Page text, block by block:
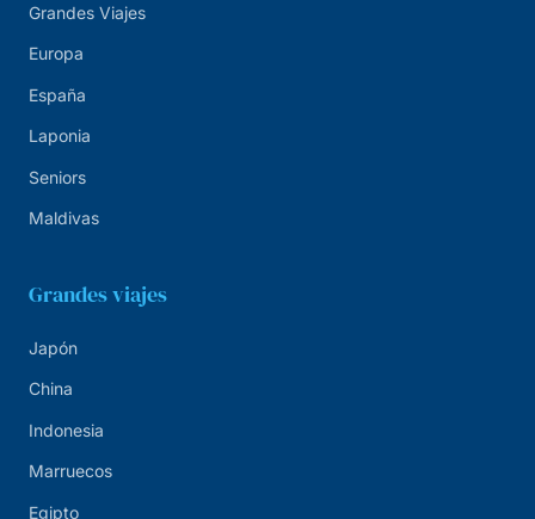
Grandes Viajes
Europa
España
Laponia
Seniors
Maldivas
Grandes viajes
Japón
China
Indonesia
Marruecos
Egipto